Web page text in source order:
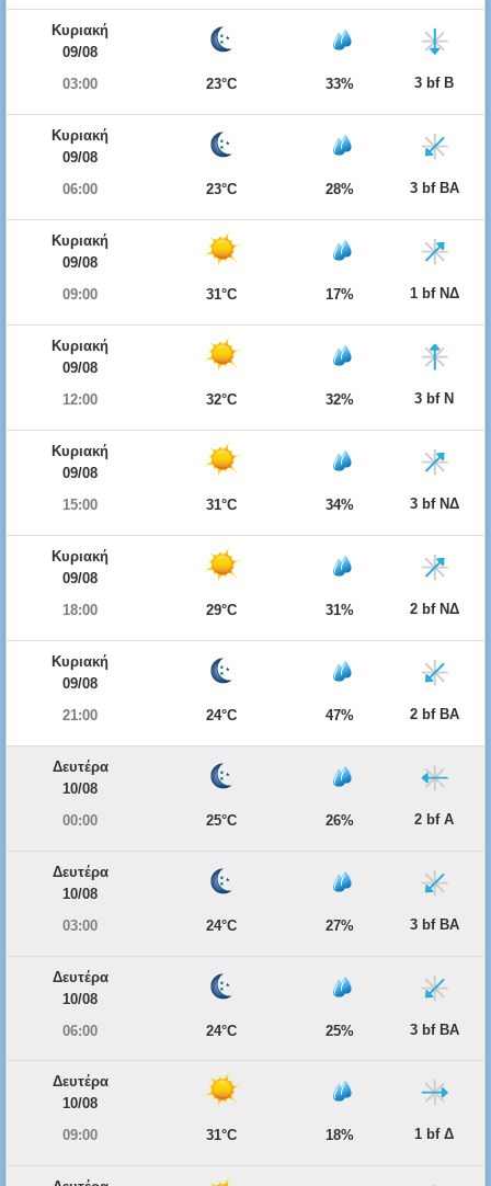
Κυριακή
09/08
03:00
23°C 33% 3 bf Β
Κυριακή
09/08
06:00
23°C 28% 3 bf ΒΑ
Κυριακή
09/08
09:00
31°C 17% 1 bf ΝΔ
Κυριακή
09/08
12:00
32°C 32% 3 bf Ν
Κυριακή
09/08
15:00
31°C 34% 3 bf ΝΔ
Κυριακή
09/08
18:00
29°C 31% 2 bf ΝΔ
Κυριακή
09/08
21:00
24°C 47% 2 bf ΒΑ
Δευτέρα
10/08
00:00
25°C 26% 2 bf Α
Δευτέρα
10/08
03:00
24°C 27% 3 bf ΒΑ
Δευτέρα
10/08
06:00
24°C 25% 3 bf ΒΑ
Δευτέρα
10/08
09:00
31°C 18% 1 bf Δ